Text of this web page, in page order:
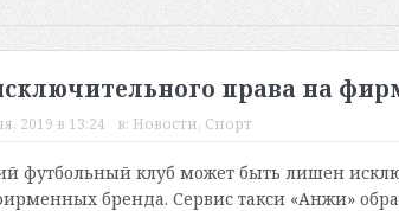
права на
2019 в 13:24 в: Новости, Спорт
футбольный клуб может быть лишен
бренда. Сервис такси «Анжи»